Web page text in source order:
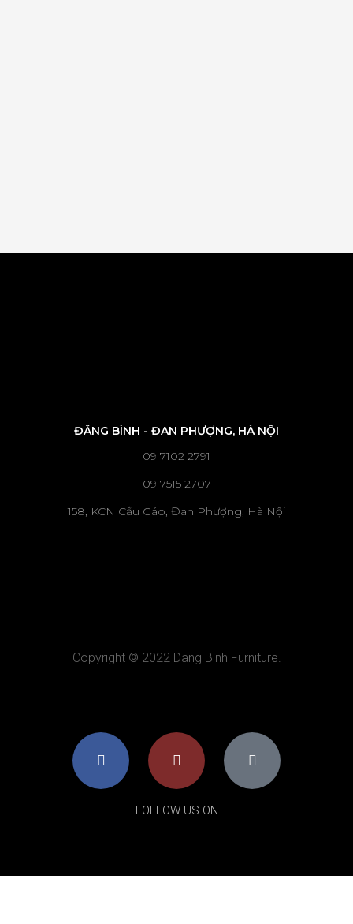
ĐĂNG BÌNH - ĐAN PHƯỢNG, HÀ NỘI
09 7102 2791
09 7515 2707
158, KCN Cầu Gáo, Đan Phượng, Hà Nội
Copyright © 2022 Dang Binh Furniture.
FOLLOW US ON